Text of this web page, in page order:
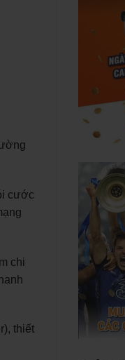
cước
chi
thiết